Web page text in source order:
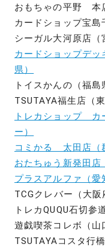
おもちゃの平野 本
カードショップ宝島
シーガル大河原店（
カードショップデ
県）
トイスかんの（福島
TSUTAYA福生店（東
トレカショップ カ
ー）
コミかる 太田店（
おたちゅう新発田店
プラスアルファ（愛
TCGクレバー（大阪
トレカQUQU石切参
遊戯喫茶コレボ（山
TSUTAYAコスタ行